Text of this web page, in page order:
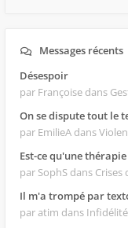
Messages récents
Désespoir
par Françoise dans
On se dispute tout le
par EmilieA dans
Est-ce qu'une
par SophS dans Crises
Il m'a trompé par
par atim dans Infidélité